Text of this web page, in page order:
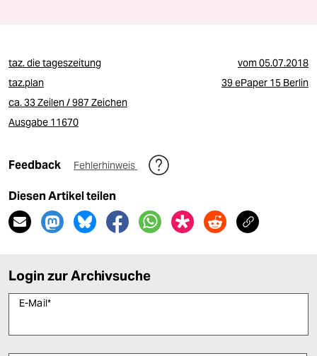
taz. die tageszeitung vom05.07.2018
taz.plan
39 ePaper 15 Berlin
ca. 33 Zeilen / 987 Zeichen
Ausgabe 11670
Feedback Fehlerhinweis
Diesen Artikel teilen
Login zur Archivsuche
E-Mail*